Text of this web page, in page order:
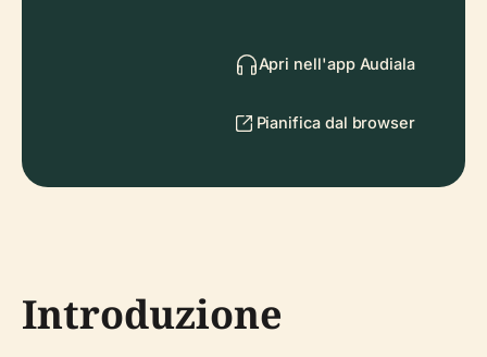
Apri nell'app Audiala
Pianifica dal browser
Introduzione